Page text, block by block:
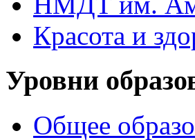
Красота и
Уровни
Общее